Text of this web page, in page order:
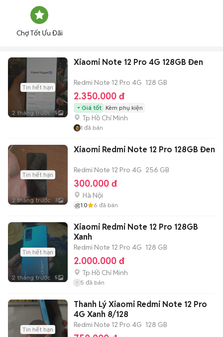
Chợ Tốt Ưu Đãi
Tin hết hạn
2 tháng trước 5
Xiaomi Note 12 Pro 4G 128GB Đen
Redmi Note 12 Pro 4G 128 GB
2.350.000 đ
Giá tốt Kèm phụ kiện
Tp Hồ Chí Minh
1 đã bán
Tin hết hạn
2 tháng trước 3
Xiaomi Redmi Note 12 Pro 128GB Đen
Redmi Note 12 Pro 4G 256 GB
300.000 đ
Hà Nội
1.0 6 đã bán
Tin hết hạn
2 tháng trước 5
Xiaomi Redmi Note 12 Pro 128GB
Xanh
Redmi Note 12 Pro 4G 128 GB
2.000.000 đ
Tp Hồ Chí Minh
5 đã bán
Tin hết hạn
Thanh Lý Xiaomi Redmi Note 12 Pro
4G Xanh 8/128
Redmi Note 12 Pro 4G 128 GB